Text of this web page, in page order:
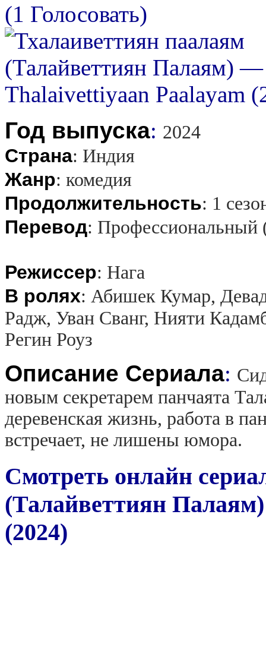
(1 Голосовать)
Год выпуска: 2024
Страна: Индия
Жанр: комедия
Продолжительность: 1
Перевод: Профессиональный
Режиссер: Нага
В ролях: Абишек Кумар,
Радж, Уван Сванг, Нияти
Регин Роуз
Описание Сериала:
новым секретарем панчаята
деревенская жизнь, работа в
встречает, не лишены юмора.
Смотреть онлайн
(Талайветтиян
(2024)